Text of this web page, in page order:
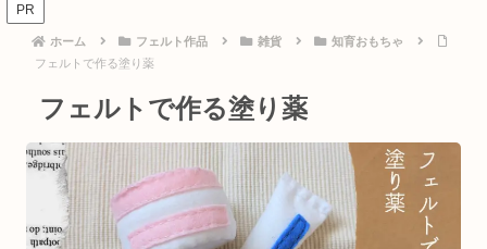
PR
ホーム フェルト作品 雑貨
知育おもちゃ
フェルトで作る塗り薬
フェルトで作る塗り薬